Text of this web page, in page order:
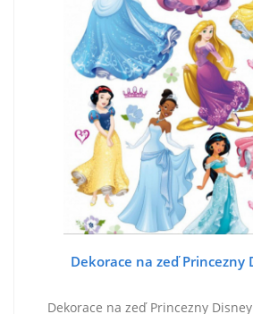
Dekorace na zeď Princezny
Dekorace na zeď Princezny